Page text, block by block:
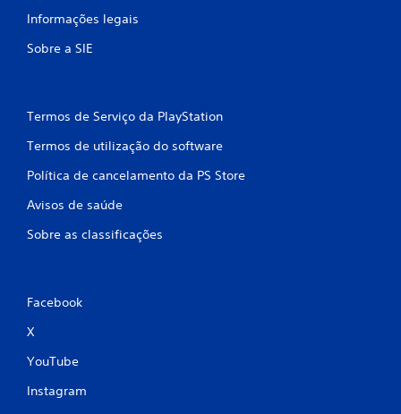
Informações legais
Sobre a SIE
Termos de Serviço da PlayStation
Termos de utilização do software
Política de cancelamento da PS Store
Avisos de saúde
Sobre as classificações
Facebook
X
YouTube
Instagram